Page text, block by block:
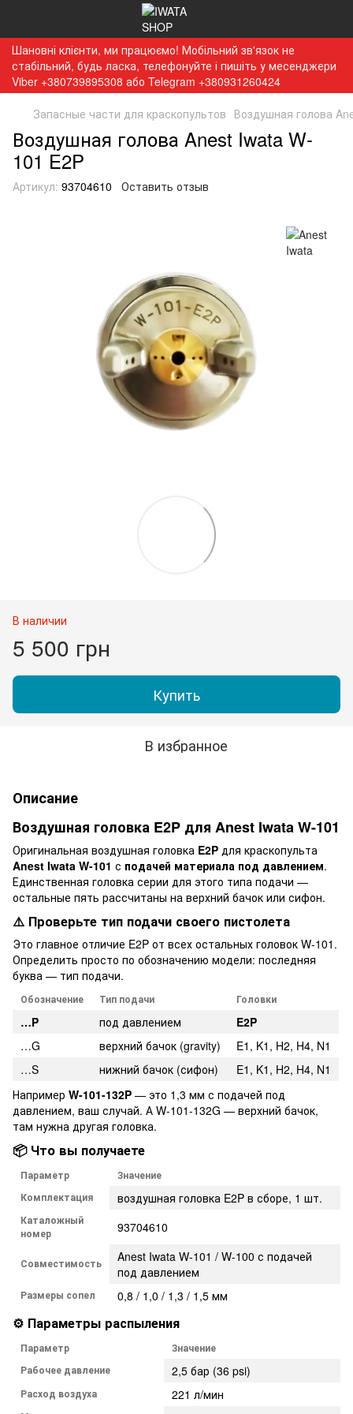
Шановні клієнти, ми працюємо! Мобільний зв'язок не
стабільний, будь ласка, телефонуйте і пишіть у месенджери
Viber +380739895308 або Telegram +380931260424
Запасные части для краскопультов Воздушная голова
Воздушная голова Anest Iwata W-
101 E2P
Артикул: 93704610 Оставить отзыв
В наличии
5 500 грн
Купить
В избранное
Описание
Воздушная головка E2P для Anest Iwata W-101
Оригинальная воздушная головка E2P для краскопульта
Anest Iwata W-101 с подачей материала под давлением.
Единственная головка серии для этого типа подачи —
остальные пять рассчитаны на верхний бачок или сифон.
⚠️ Проверьте тип подачи своего пистолета
Это главное отличие E2P от всех остальных головок W-101.
Определить просто по обозначению модели: последняя
буква — тип подачи.
Обозначение Тип подачи Головки
…P под давлением
E2P
…G
верхний бачок (gravity)
E1, K1, H2, H4, N1
…S
нижний бачок (сифон)
E1, K1, H2, H4, N1
Например W-101-132P — это 1,3 мм с подачей под
давлением, ваш случай. А W-101-132G — верхний бачок,
там нужна другая головка.
📦 Что вы получаете
Параметр
Значение
Комплектация
воздушная головка E2P в сборе, 1 шт.
Каталожный
номер
93704610
Совместимость
Anest Iwata W-101 / W-100 с подачей
под давлением
Размеры сопел 0,8 / 1,0 / 1,3 / 1,5 мм
⚙️ Параметры распыления
Параметр
Значение
Рабочее давление
2,5 бар (36 psi)
Расход воздуха 221 л/мин